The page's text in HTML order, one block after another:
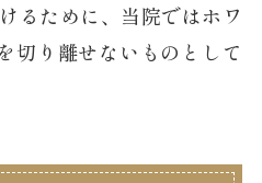
るために、当院ではホワ
切り離せないものとして